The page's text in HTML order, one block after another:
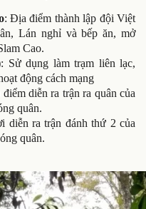
: Địa điểm thành lập đội Việt
Lán nghỉ và bếp ăn, mở
Cao.
Sử dụng làm trạm liên lạc,
động cách mạng
diễn ra trận ra quân của
quân.
diễn ra trận đánh thứ 2 của
quân.